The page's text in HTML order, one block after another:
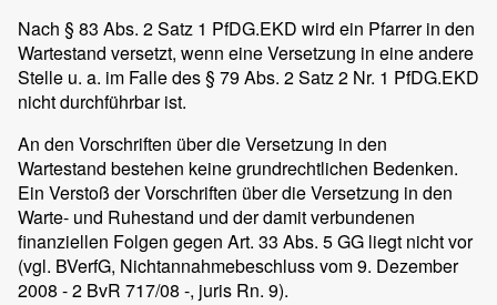
Nach § 83 Abs. 2 Satz 1 PfDG.EKD wird ein Pfarrer in den
Wartestand versetzt, wenn eine Versetzung in eine andere
Stelle u. a. im Falle des § 79 Abs. 2 Satz 2 Nr. 1 PfDG.EKD
nicht durchführbar ist.
An den Vorschriften über die Versetzung in den
Wartestand bestehen keine grundrechtlichen Bedenken.
Ein Verstoß der Vorschriften über die Versetzung in den
Warte- und Ruhestand und der damit verbundenen
finanziellen Folgen gegen Art. 33 Abs. 5 GG liegt nicht vor
(vgl. BVerfG, Nichtannahmebeschluss vom 9. Dezember
2008 - 2 BvR 717/08 -, juris Rn. 9).